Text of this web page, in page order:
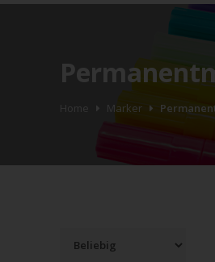
Home Marker